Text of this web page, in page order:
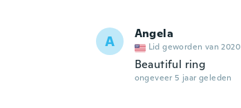
A Angela
Lid geworden van 2020
Beautiful ring
ongeveer 5 jaar geleden